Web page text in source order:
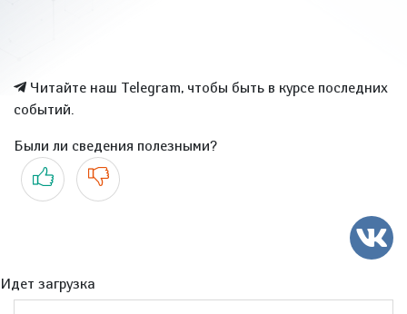
Читайте наш Telegram, чтобы быть в курсе последних
событий.
Были ли сведения полезными?
Да Нет
Идет загрузка